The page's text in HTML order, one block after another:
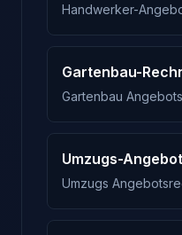
Handwerker-
Gartenbau-
Gartenbau
Umzugs-
Umzugs